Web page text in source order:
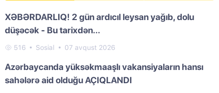
XƏBƏRDARLIQ! 2 gün ardıcıl leysan yağıb, dolu
düşəcək - Bu tarixdən...
516 Sosial 07 avqust 2026
Azərbaycanda yüksəkmaaşlı vakansiyaların hansı
sahələrə aid olduğu AÇIQLANDI